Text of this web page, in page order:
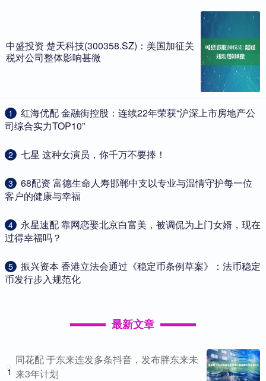
中盛投资 楚天科技(300358.SZ)：美国加征关
税对公司整体影响甚微
1
​红海优配 金融街控股：连续22年荣获“沪深上市房地产公
司综合实力TOP10”
2 ​七星 这种女演员，你千万不要捧！
3
​68配资 富德生命人寿邯郸中支以专业与温情守护每一位
客户的健康与幸福
4
​永星速配 靠网恋娶北京白富美，被调侃为上门女婿，现在
过得幸福吗？
5
​振兴资本 香港立法会通过《稳定币条例草案》：法币稳定
币发行步入规范化
最新文章
1
同花配 于东来连发多条抖音，发布胖东来未
来3年计划